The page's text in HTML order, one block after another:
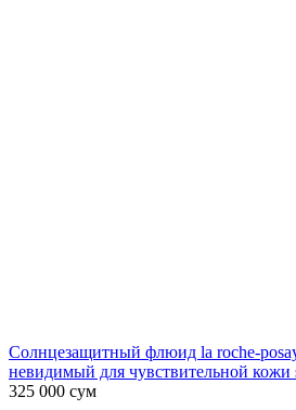
Солнцезащитный флюид la roche-
невидимый для чувствительной кожи
325 000 сум